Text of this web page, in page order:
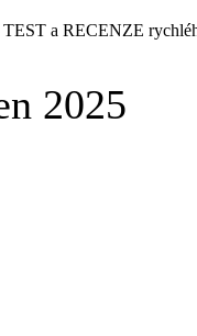
a RECENZE
2025